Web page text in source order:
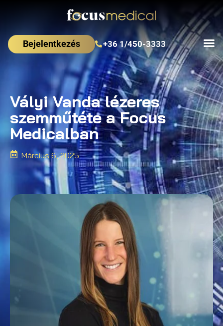
Bejelentkezés +36 1/450-3333
Vályi Vanda lézeres
szemműtéte a Focus
Medicalban
Március 6, 2025